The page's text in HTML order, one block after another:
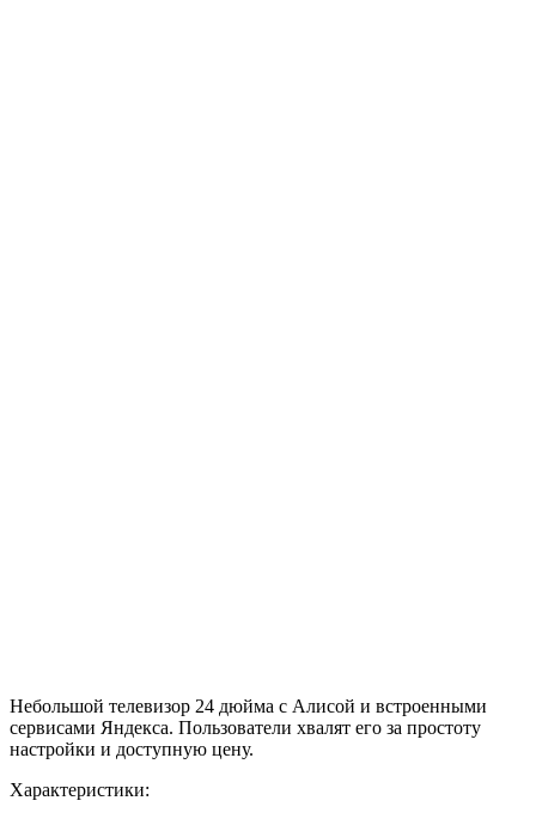
Небольшой телевизор 24 дюйма с Алисой и встроенными
сервисами Яндекса. Пользователи хвалят его за простоту
настройки и доступную цену.
Характеристики: